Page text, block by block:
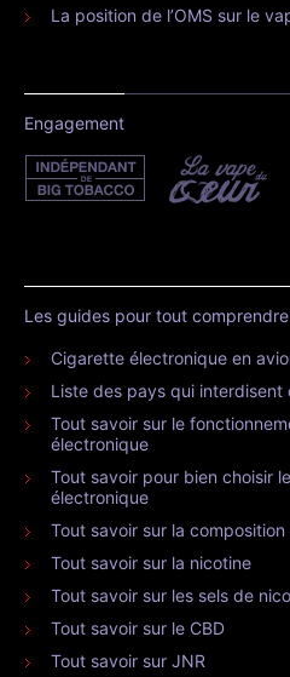
La position de l’OMS sur le
Engagement
Les guides pour tout
Cigarette électronique en
Liste des pays qui interdisent
Tout savoir sur le
électronique
Tout savoir pour bien choisir
électronique
Tout savoir sur la
Tout savoir sur la nicotine
Tout savoir sur les sels de
Tout savoir sur le CBD
Tout savoir sur JNR